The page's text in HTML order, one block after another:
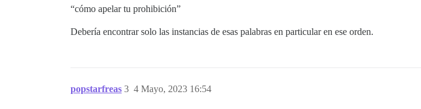
“cómo apelar tu prohibición”
Debería encontrar solo las instancias de esas palabras en particular en ese orden.
popstarfreas 4 Mayo, 2023 16:54
3